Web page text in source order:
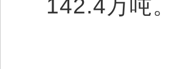
142.4万吨。